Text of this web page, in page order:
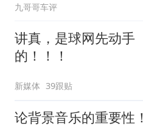
九哥哥车评
讲真，是球网先动手
的！！！
新媒体 39跟贴
论背景音乐的重要性